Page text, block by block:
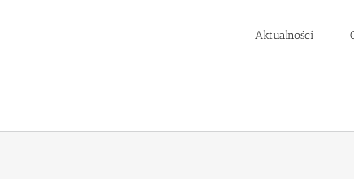
Aktualności